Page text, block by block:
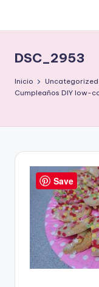
contenido
low-
cost
y
no
intento
DSC_2953
Inicio
Uncategorized
Cumpleaños DIY low-
Save